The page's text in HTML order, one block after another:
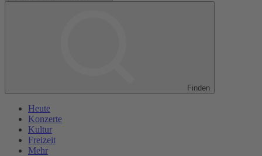
Finden
Heute
Konzerte
Kultur
Freizeit
Mehr